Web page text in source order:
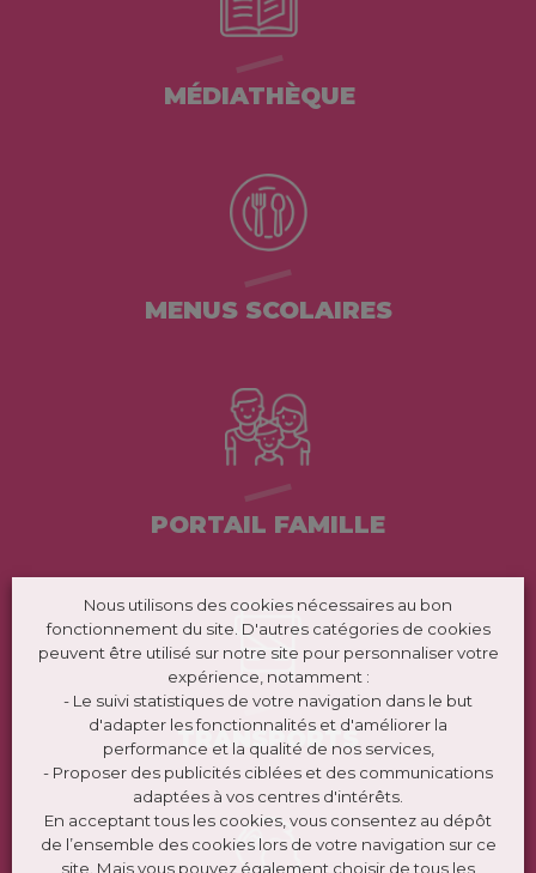
MÉDIATHÈQUE
MENUS SCOLAIRES
PORTAIL FAMILLE
TRANSPORTS
Nous utilisons des cookies nécessaires au bon
fonctionnement du site. D'autres catégories de cookies
peuvent être utilisé sur notre site pour personnaliser votre
expérience, notamment :
- Le suivi statistiques de votre navigation dans le but
d'adapter les fonctionnalités et d'améliorer la
performance et la qualité de nos services,
- Proposer des publicités ciblées et des communications
adaptées à vos centres d'intérêts.
En acceptant tous les cookies, vous consentez au dépôt
de l’ensemble des cookies lors de votre navigation sur ce
site. Mais vous pouvez également choisir de tous les